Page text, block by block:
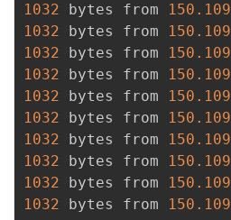
1032 bytes from 150.109
1032 bytes from 150.109
1032 bytes from 150.109
1032 bytes from 150.109
1032 bytes from 150.109
1032 bytes from 150.109
1032 bytes from 150.109
1032 bytes from 150.109
1032 bytes from 150.109
1032 bytes from 150.109